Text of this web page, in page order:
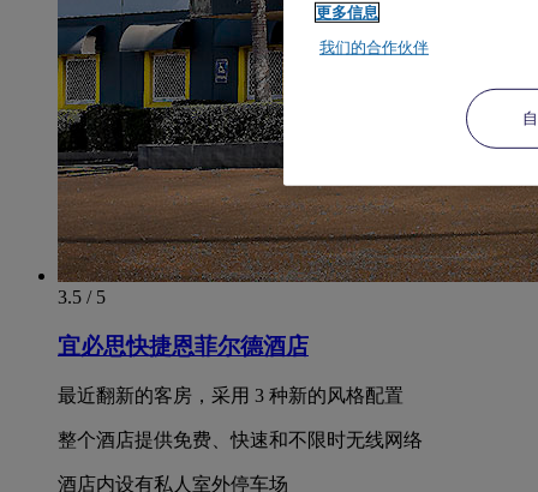
3.5 / 5
宜必思快捷恩菲尔德酒店
最近翻新的客房，采用 3 种新的风格配置
整个酒店提供免费、快速和不限时无线网络
酒店内设有私人室外停车场
更多信息
我们的合作伙伴